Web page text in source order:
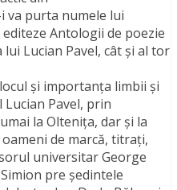
va purta numele lui
Antologii de poezie
Lucian Pavel, cât şi al tor
şi importanţa limbii şi
Pavel, prin
la Olteniţa, dar şi la
de marcă, titraţi,
universitar George
pre şedintele